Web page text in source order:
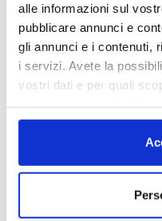
alle informazioni sul
pubblicare annunci e
gli annunci e i contenuti,
i servizi. Avete la
vostri dati e per quali
in cui avete effettuato le
modificare o revocare il
momento dalla
Un'operazione che si
scolastico 2020-2021
dovuto fare i conti
nazionale e che,
ancora una volta gran